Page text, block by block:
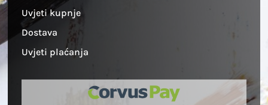
Uvjeti kupnje
Dostava
Uvjeti plaćanja